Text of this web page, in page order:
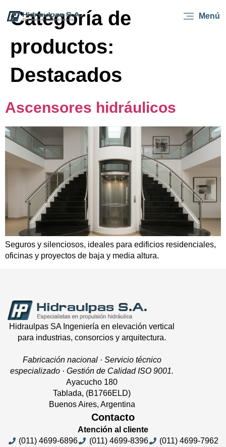
Menú
Categoría de
productos:
Destacados
Ascensores hidráulicos
Seguros y silenciosos, ideales para edificios residenciales,
oficinas y proyectos de baja y media altura.
Hidraulpas SA Ingeniería en elevación vertical
para industrias, consorcios y arquitectura.
Fabricación nacional · Servicio técnico
especializado · Gestión de Calidad ISO 9001.
Ayacucho 180
Tablada, (B1766ELD)
Buenos Aires, Argentina
Contacto
Atención al cliente
(011) 4699-6896
(011) 4699-8396
(011) 4699-7962